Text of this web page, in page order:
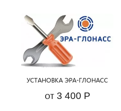
УСТАНОВКА ЭРА-ГЛОНАСС
от 3 400 Р